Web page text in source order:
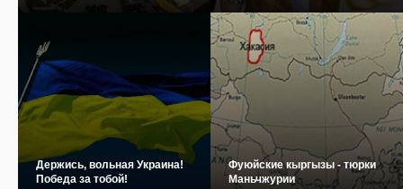
Держись, вольная Украина!
Победа за тобой!
Фуюйские кыргызы - тюрки
Маньчжурии